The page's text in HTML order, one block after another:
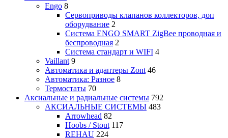
Engo 8
Сервоприводы клапанов коллекторов, доп
оборудвание 2
Система ENGO SMART ZigBee проводная и
беспроводная 2
Система стандарт и WIFI 4
Vaillant 9
Автоматика и адаптеры Zont 46
Автоматика: Разное 8
Термостаты 70
Аксиальные и радиальные системы 792
АКСИАЛЬНЫЕ СИСТЕМЫ 483
Arrowhead 82
Hoobs / Stout 117
REHAU 224